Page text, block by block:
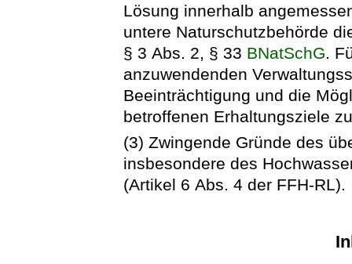
Lösung innerhalb
untere Naturschutzbehörde
§ 3 Abs. 2, § 33 BNatSchG.
anzuwendenden
Beeinträchtigung und die
betroffenen Erhaltungsziele
(3) Zwingende Gründe des
insbesondere des
(Artikel 6 Abs. 4 der FFH-RL).